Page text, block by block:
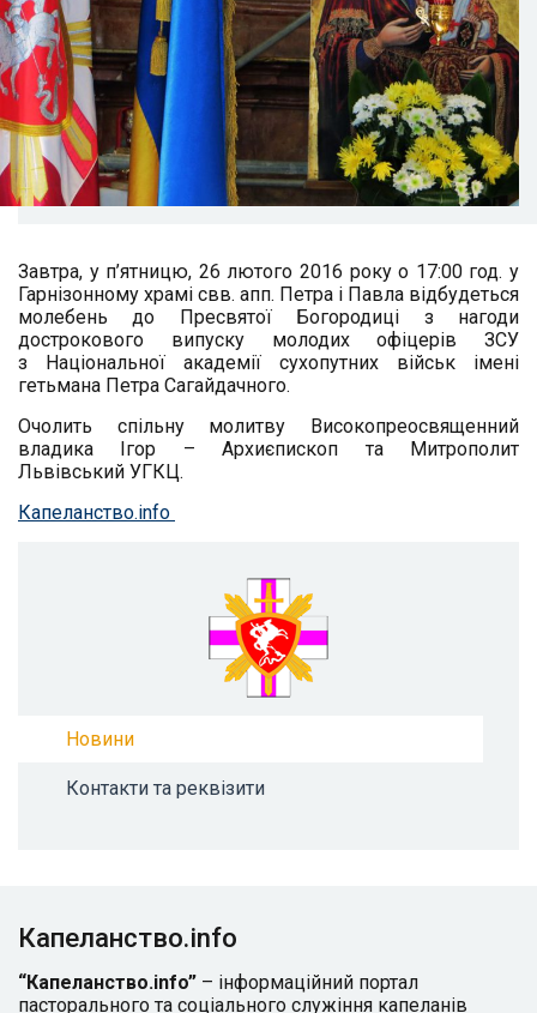
Завтра, у п’ятницю, 26 лютого 2016 року о 17:00 год. у
Гарнізонному храмі свв. апп. Петра і Павла відбудеться
молебень до Пресвятої Богородиці з нагоди
дострокового випуску молодих офіцерів ЗСУ
з Національної академії сухопутних військ імені
гетьмана Петра Сагайдачного.
Очолить спільну молитву Високопреосвященний
владика Ігор – Архиєпископ та Митрополит
Львівський УГКЦ.
Капеланство.info
Новини
Контакти та реквізити
Капеланство.info
“Капеланство.info” – інформаційний портал
пасторального та соціального служіння капеланів